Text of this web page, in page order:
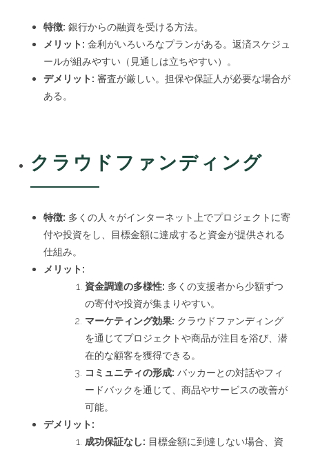
特徴: 銀行からの融資を受ける方法。
メリット: 金利がいろいろなプランがある。返済スケジュ
ールが組みやすい（見通しは立ちやすい）。
デメリット: 審査が厳しい。担保や保証人が必要な場合が
ある。
クラウドファンディング
特徴: 多くの人々がインターネット上でプロジェクトに寄
付や投資をし、目標金額に達成すると資金が提供される
仕組み。
メリット:
資金調達の多様性: 多くの支援者から少額ずつ
の寄付や投資が集まりやすい。
マーケティング効果: クラウドファンディング
を通じてプロジェクトや商品が注目を浴び、潜
在的な顧客を獲得できる。
コミュニティの形成: バッカーとの対話やフィ
ードバックを通じて、商品やサービスの改善が
可能。
デメリット:
成功保証なし: 目標金額に到達しない場合、資